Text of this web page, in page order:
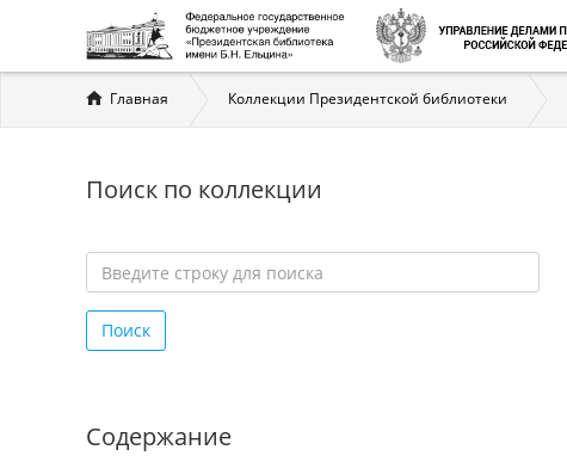
Вы
здесь
Главная Коллекции Президентской библиотеки
Поиск по коллекции
строку
для
Поиск
Содержание